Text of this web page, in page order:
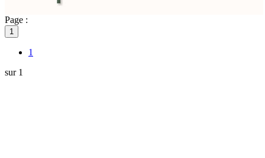
Page :
1
1
sur 1